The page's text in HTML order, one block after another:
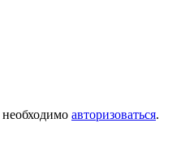
авторизоваться.